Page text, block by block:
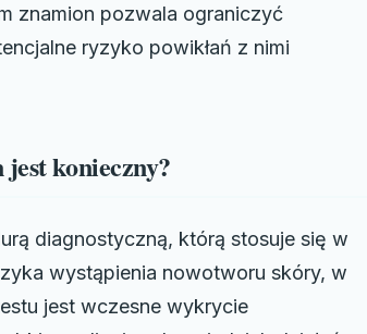
znamion pozwala ograniczyć
ryzyko powikłań z nimi
konieczny?
diagnostyczną, którą stosuje się w
wystąpienia nowotworu skóry, w
jest wczesne wykrycie